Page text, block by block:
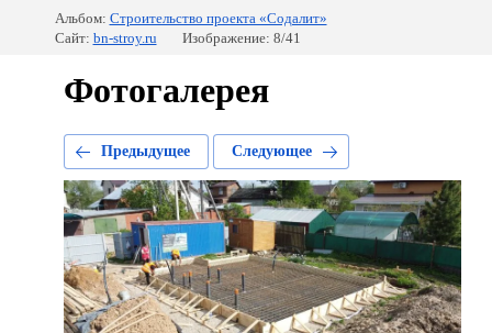
Альбом: Строительство проекта «Содалит»
Сайт: bn-stroy.ru Изображение: 8/41
Фотогалерея
Предыдущее Следующее